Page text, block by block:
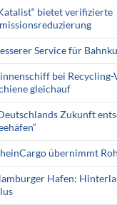
bietet verifizierte
Service für
bei
gleichauf
Zukunft
übernimmt
Hafen: